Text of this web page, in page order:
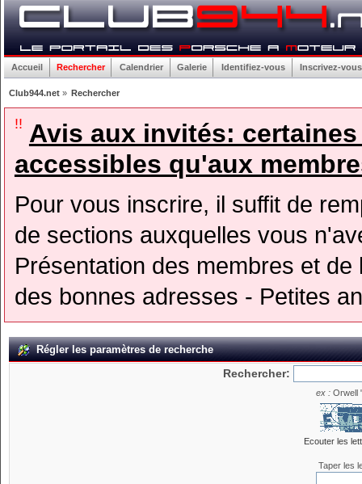
Accueil Rechercher Calendrier Galerie Identifiez-vous Inscrivez-vous
Club944.net» Rechercher
!! Avis aux invités:
accessibles qu'aux
Pour vous inscrire, il suffit de
de sections auxquelles vous
Présentation des membres et
des bonnes adresses - Petites
Régler les paramètres de recherche
Rechercher:
ex : Orwell
Ecouter les
Taper les